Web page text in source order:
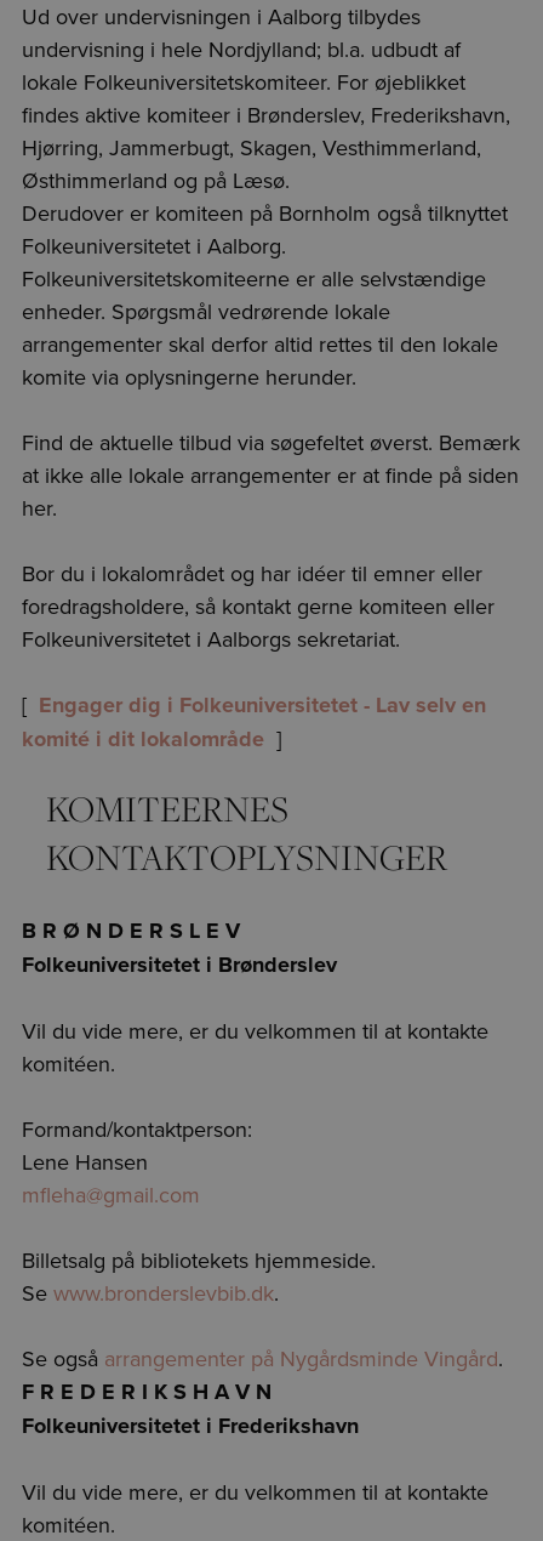
Ud over undervisningen i Aalborg tilbydes
undervisning i hele Nordjylland; bl.a. udbudt af
lokale Folkeuniversitetskomiteer. For øjeblikket
findes aktive komiteer i Brønderslev, Frederikshavn,
Hjørring, Jammerbugt, Skagen, Vesthimmerland,
Østhimmerland og på Læsø.
Derudover er komiteen på Bornholm også tilknyttet
Folkeuniversitetet i Aalborg.
Folkeuniversitetskomiteerne er alle selvstændige
enheder. Spørgsmål vedrørende lokale
arrangementer skal derfor altid rettes til den lokale
komite via oplysningerne herunder.
Find de aktuelle tilbud via søgefeltet øverst. Bemærk
at ikke alle lokale arrangementer er at finde på siden
her.
Bor du i lokalområdet og har idéer til emner eller
foredragsholdere, så kontakt gerne komiteen eller
Folkeuniversitetet i Aalborgs sekretariat.
[ Engager dig i Folkeuniversitetet - Lav selv en
komité i dit lokalområde ]
KOMITEERNES
KONTAKTOPLYSNINGER
B R Ø N D E R S L E V
Folkeuniversitetet i Brønderslev
Vil du vide mere, er du velkommen til at kontakte
komitéen.
Formand/kontaktperson:
Lene Hansen
mfleha@gmail.com
Billetsalg på bibliotekets hjemmeside.
Se www.bronderslevbib.dk.
Se også arrangementer på Nygårdsminde Vingård.
F R E D E R I K S H A V N
Folkeuniversitetet i Frederikshavn
Vil du vide mere, er du velkommen til at kontakte
komitéen.